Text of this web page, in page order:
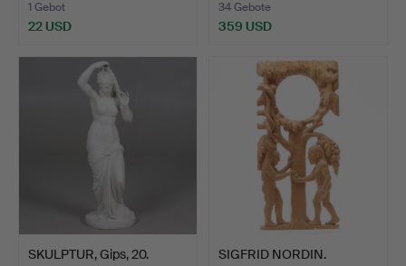
1 Gebot
22 USD
34 Gebote
359 USD
SKULPTUR, Gips, 20.
SIGFRID NORDIN.